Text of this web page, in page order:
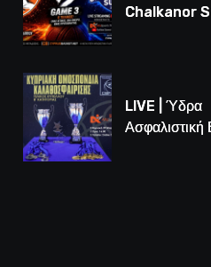
Chalkanor
LIVE | Ύδρα